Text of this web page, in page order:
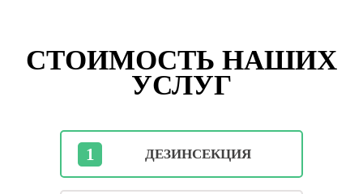
СТОИМОСТЬ НАШИХ
УСЛУГ
1 ДЕЗИНСЕКЦИЯ